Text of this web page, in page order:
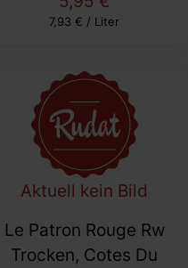
7,93 € / Liter
Aktuell kein Bild
Le Patron Rouge Rw
Trocken, Cotes Du